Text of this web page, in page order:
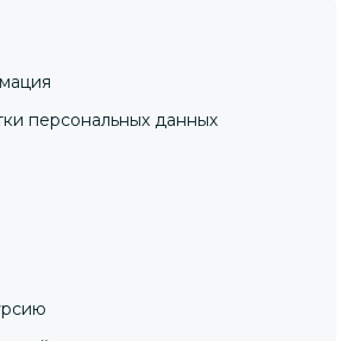
персональных данных